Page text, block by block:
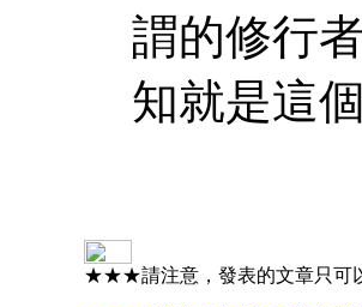
謂的修行
知就是這
★★★請注意，發表的文章只可